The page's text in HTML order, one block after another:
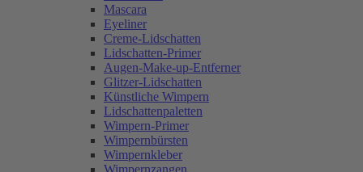
Mascara
Eyeliner
Creme-Lidschatten
Lidschatten-Primer
Augen-Make-up-Entferner
Glitzer-Lidschatten
Künstliche Wimpern
Lidschattenpaletten
Wimpern-Primer
Wimpernbürsten
Wimpernkleber
Wimpernzangen